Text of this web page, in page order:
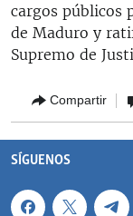
cargos públicos
de Maduro y
Supremo de
Compartir
SÍGUENOS